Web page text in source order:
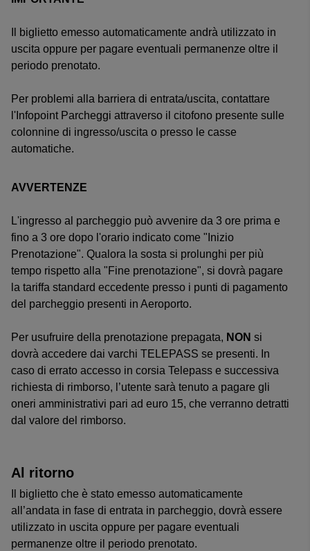
Il biglietto emesso automaticamente andrà utilizzato in
uscita oppure per pagare eventuali permanenze oltre il
periodo prenotato.
Per problemi alla barriera di entrata/uscita, contattare
l'Infopoint Parcheggi attraverso il citofono presente sulle
colonnine di ingresso/uscita o presso le casse
automatiche.
AVVERTENZE
L'ingresso al parcheggio può avvenire da 3 ore prima e
fino a 3 ore dopo l'orario indicato come "Inizio
Prenotazione". Qualora la sosta si prolunghi per più
tempo rispetto alla "Fine prenotazione", si dovrà pagare
la tariffa standard eccedente presso i punti di pagamento
del parcheggio presenti in Aeroporto.
Per usufruire della prenotazione prepagata, NON si
dovrà accedere dai varchi TELEPASS se presenti. In
caso di errato accesso in corsia Telepass e successiva
richiesta di rimborso, l’utente sarà tenuto a pagare gli
oneri amministrativi pari ad euro 15, che verranno detratti
dal valore del rimborso.
Al ritorno
Il biglietto che è stato emesso automaticamente
all’andata in fase di entrata in parcheggio, dovrà essere
utilizzato in uscita oppure per pagare eventuali
permanenze oltre il periodo prenotato.